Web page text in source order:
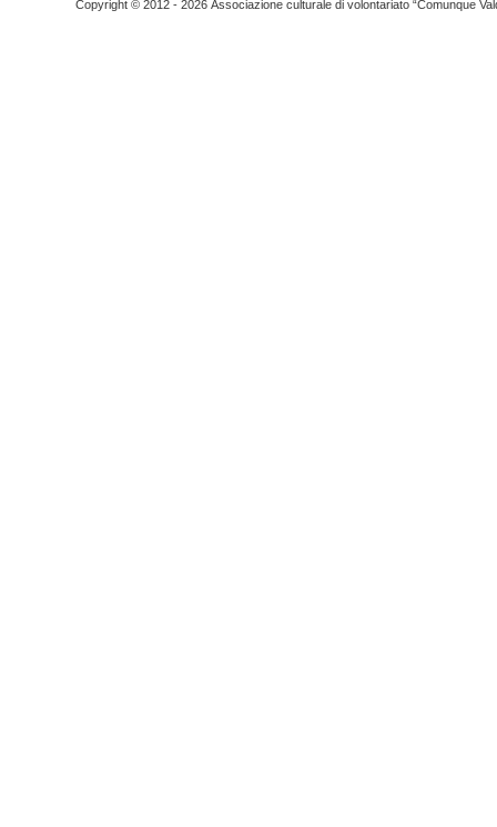
Copyright © 2012 - 2026 Associazione culturale di volontariato “Comunque